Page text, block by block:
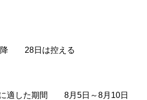
28日は控える
に適した期間 8月5日～8月10日